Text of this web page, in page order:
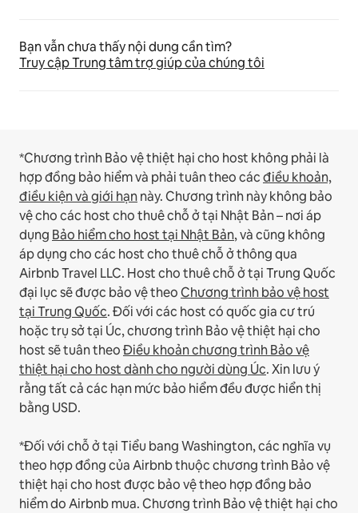
Bạn vẫn chưa thấy nội dung cần tìm?
Truy cập Trung tâm trợ giúp của chúng tôi
*Chương trình Bảo vệ thiệt hại cho host không phải là
hợp đồng bảo hiểm và phải tuân theo cácđiều khoản,
điều kiện và giới hạnnày.Chương trình này không bảo
vệ cho các host cho thuê chỗ ở tại Nhật Bản – nơi áp
dụng Bảo hiểm cho host tại Nhật Bản, và cũng không
áp dụng cho các host cho thuê chỗ ở thông qua
Airbnb Travel LLC. Host cho thuê chỗ ở tại Trung Quốc
đại lục sẽ được bảo vệ theoChương trình bảo vệ host
tại Trung Quốc.Đối với các host có quốc gia cư trú
hoặc trụ sở tại Úc, chương trình Bảo vệ thiệt hại cho
host sẽ tuân theoĐiều khoản chương trình Bảo vệ
thiệt hại cho host dành cho người dùng Úc. Xin lưu ý
rằng tất cả các hạn mức bảo hiểm đều được hiển thị
bằng USD.
*Đối với chỗ ở tại Tiểu bang Washington, các nghĩa vụ
theo hợp đồng của Airbnb thuộc chương trình Bảo vệ
thiệt hại cho host được bảo vệ theo hợp đồng bảo
hiểm do Airbnb mua. Chương trình Bảo vệ thiệt hại cho